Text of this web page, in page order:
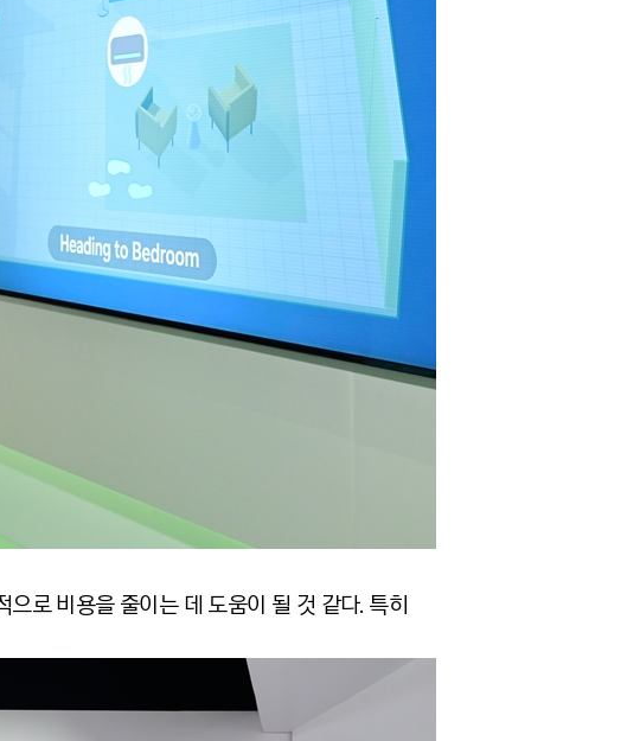
로 비용을 줄이는 데 도움이 될 것 같다. 특히